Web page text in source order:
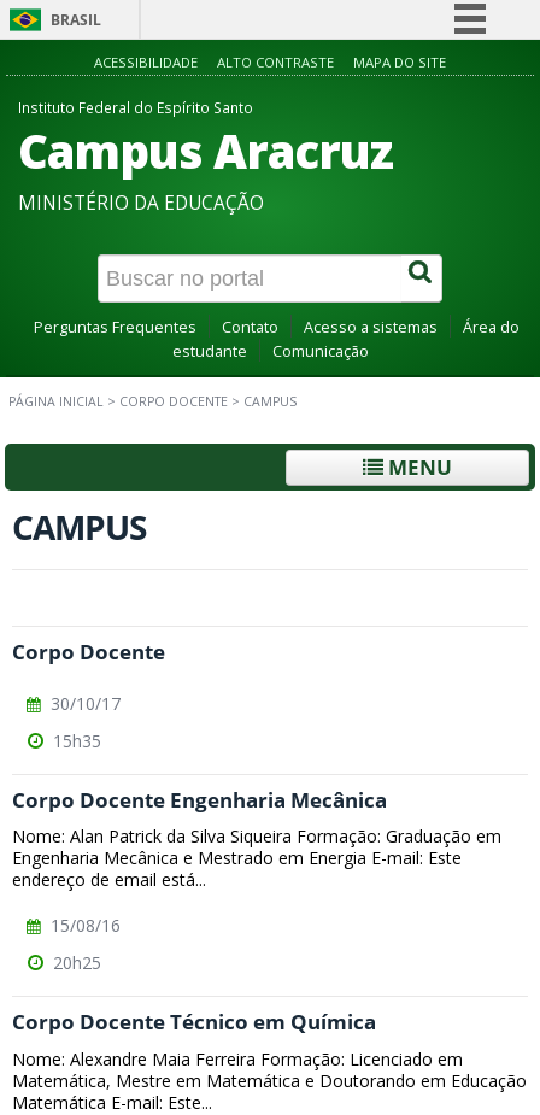
BRASIL
Simplifique!
Acesso à informação
Canais
ACESSIBILIDADE ALTO CONTRASTE MAPA DO SITE
Instituto Federal do Espírito Santo
Campus Aracruz
MINISTÉRIO DA EDUCAÇÃO
Perguntas Frequentes Contato Acesso a sistemas
Área do
estudante
Comunicação
PÁGINA INICIAL > CORPO DOCENTE > CAMPUS
MENU
CAMPUS
Corpo Docente
30/10/17
15h35
Corpo Docente Engenharia Mecânica
Nome: Alan Patrick da Silva Siqueira Formação: Graduação em
Engenharia Mecânica e Mestrado em Energia E-mail: Este
endereço de email está...
15/08/16
20h25
Corpo Docente Técnico em Química
Nome: Alexandre Maia Ferreira Formação: Licenciado em
Matemática, Mestre em Matemática e Doutorando em Educação
Matemática E-mail: Este...